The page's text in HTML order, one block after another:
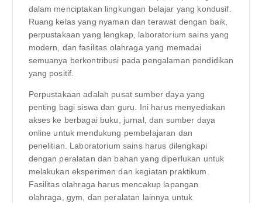
dalam menciptakan lingkungan belajar yang kondusif.
Ruang kelas yang nyaman dan terawat dengan baik,
perpustakaan yang lengkap, laboratorium sains yang
modern, dan fasilitas olahraga yang memadai
semuanya berkontribusi pada pengalaman pendidikan
yang positif.
Perpustakaan adalah pusat sumber daya yang
penting bagi siswa dan guru. Ini harus menyediakan
akses ke berbagai buku, jurnal, dan sumber daya
online untuk mendukung pembelajaran dan
penelitian. Laboratorium sains harus dilengkapi
dengan peralatan dan bahan yang diperlukan untuk
melakukan eksperimen dan kegiatan praktikum.
Fasilitas olahraga harus mencakup lapangan
olahraga, gym, dan peralatan lainnya untuk